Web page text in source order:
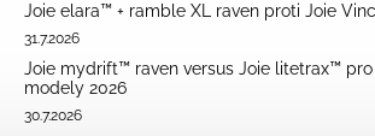
Joie elara™ + ramble XL raven proti Joie
31.7.2026
Joie mydrift™ raven versus Joie litetrax™
modely 2026
30.7.2026